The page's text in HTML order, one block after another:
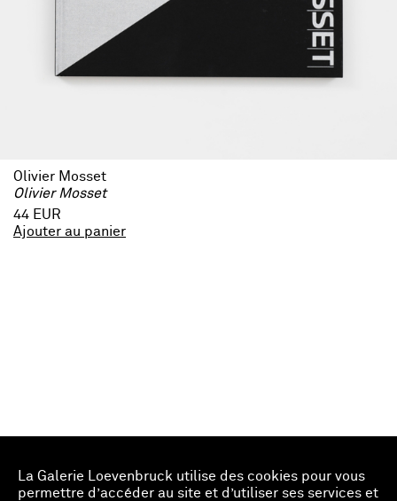
La Galerie Loevenbruck utilise des cookies pour vous
permettre d’accéder au site et d’utiliser ses services et
Olivier Mosset
Olivier Mosset
44 EUR
Ajouter au panier